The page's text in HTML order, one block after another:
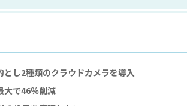
し2種類のクラウドカメラを導入
大で46％削減